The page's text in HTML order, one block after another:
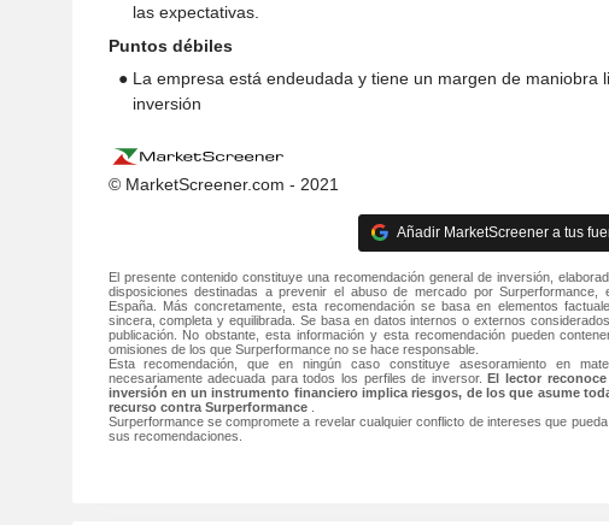
las expectativas.
Puntos débiles
● La empresa está endeudada y tiene un margen de maniobra
inversión
© MarketScreener.com - 2021
Añadir MarketScreener a tus
El presente contenido constituye una recomendación general de inversión,
disposiciones destinadas a prevenir el abuso de mercado por Surperformance,
España. Más concretamente, esta recomendación se basa en elementos
sincera, completa y equilibrada. Se basa en datos internos o externos
publicación. No obstante, esta información y esta recomendación pueden
omisiones de los que Surperformance no se hace responsable.
Esta recomendación, que en ningún caso constituye asesoramiento en
necesariamente adecuada para todos los perfiles de inversor.El lector
inversión en un instrumento financiero implica riesgos, de los que asume
recurso contra Surperformance
Surperformance se compromete a revelar cualquier conflicto de intereses que
sus recomendaciones.